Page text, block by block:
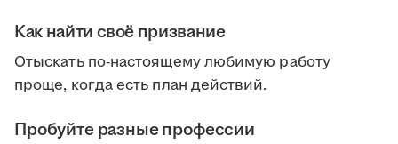
Как найти своё призвание
Отыскать по-настоящему любимую работу
проще, когда есть план действий.
Пробуйте разные профессии